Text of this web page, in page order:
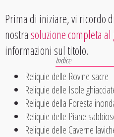
Prima di iniziare, vi ricordo
nostrasoluzione completa al
informazioni sul titolo.
Reliquie delle Rovine sacre
Reliquie delle Isole
Reliquie della Foresta
Reliquie delle Piane
Reliquie delle Caverne